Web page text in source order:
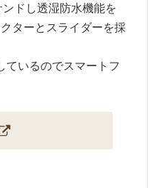
ドし透湿防水機能を
ターとスライダーを採
ているのでスマートフ